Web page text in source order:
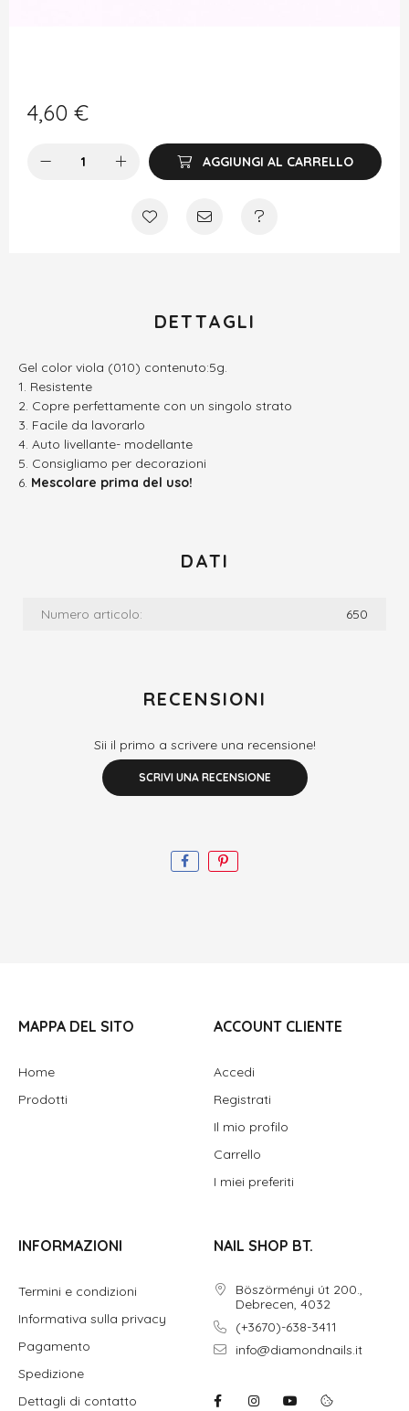
4,60 €
AGGIUNGI AL CARRELLO
DETTAGLI
Gel color viola (010) contenuto:5g.
Resistente
Copre perfettamente con un singolo strato
Facile da lavorarlo
Auto livellante- modellante
Consigliamo per decorazioni
Mescolare prima del uso!
DATI
Numero articolo: 650
RECENSIONI
Sii il primo a scrivere una recensione!
SCRIVI UNA RECENSIONE
MAPPA DEL SITO
Home
Prodotti
ACCOUNT CLIENTE
Accedi
Registrati
Il mio profilo
Carrello
I miei preferiti
INFORMAZIONI
Termini e condizioni
Informativa sulla privacy
Pagamento
Spedizione
Dettagli di contatto
NAIL SHOP BT.
Böszörményi út 200.,
Debrecen, 4032
(+3670)-638-3411
info@diamondnails.it